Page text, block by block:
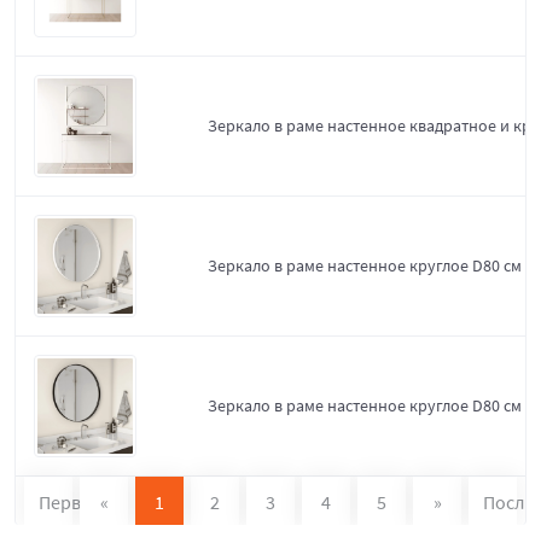
Зеркало в раме настенное квадратное и
Зеркало в раме настенное круглое D80 см
Зеркало в раме настенное круглое D80 см
Первая « 1 2 3 4 5 »